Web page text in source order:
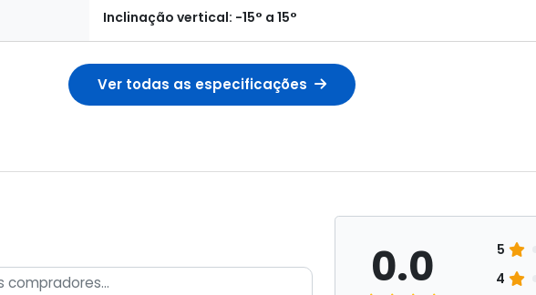
Inclinação vertical: -15° a 15°
Ver todas as especificações
0.0 5
4